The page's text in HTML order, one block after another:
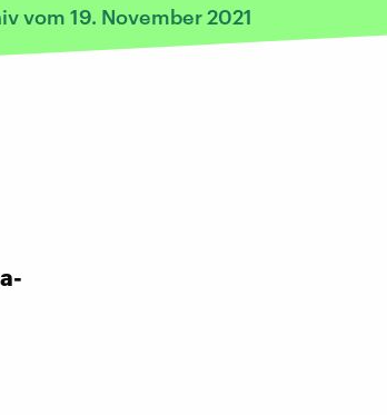
vom 19. November 2021